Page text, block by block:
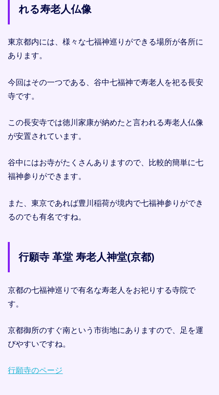
れる寿老人仏像
東京都内には、様々な七福神巡りができる場所が各所に
あります。
今回はその一つである、谷中七福神で寿老人を祀る長安
寺です。
この長安寺では徳川家康が納めたと言われる寿老人仏像
が安置されています。
谷中にはお寺がたくさんありますので、比較的簡単に七
福神参りができます。
また、東京であれば豊川稲荷が境内で七福神参りができ
るのでも有名ですね。
行願寺 革堂 寿老人神堂(京都)
京都の七福神巡りで有名な寿老人をお祀りする寺院で
す。
京都御所のすぐ南という市街地にありますので、足を運
びやすいですね。
行願寺のページ